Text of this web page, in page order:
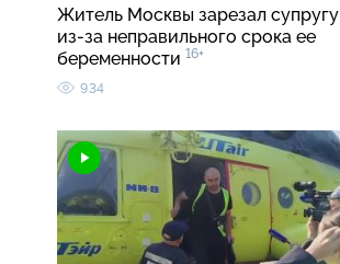
Житель Москвы зарезал супругу
из-за неправильного срока ее
беременности 16+
934